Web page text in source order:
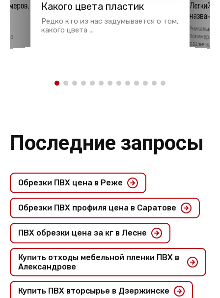
Какого цвета пластик
Редко кто из нас задумывается о том,
какого цвета ...
Легкий
названия
различных
Последние запросы
Обрезки ПВХ цена в Реже
Обрезки ПВХ профиля цена в Саратове
ПВХ обрезки цена за кг в Лесне
Купить отходы мебельной пленки ПВХ в
Александрове
Купить ПВХ вторсырье в Дзержинске